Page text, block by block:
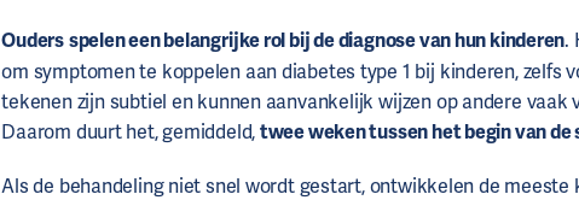
Oudersspelen een belangrijke rol bij de diagnose van hun kinderen.
om symptomen te koppelen aan diabetes type 1 bij kinderen, zelfs
tekenen zijn subtiel en kunnen aanvankelijk wijzen op andere vaak
Daarom duurt het, gemiddeld,twee weken tussen het begin van de
Als de behandeling niet snel wordt gestart, ontwikkelen de meeste